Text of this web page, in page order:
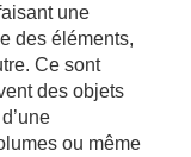
une
des éléments,
Ce sont
des objets
ou même